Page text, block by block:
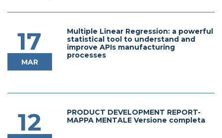
17
MAR
Multiple Linear Regression: a powerful
statistical tool to understand and
improve APIs manufacturing
processes
12
PRODUCT DEVELOPMENT REPORT-
MAPPA MENTALE Versione completa